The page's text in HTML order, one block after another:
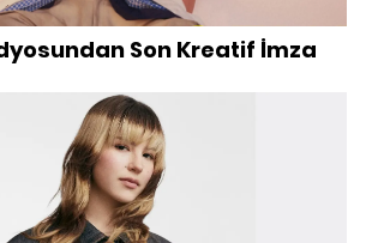
Son Kreatif İmza